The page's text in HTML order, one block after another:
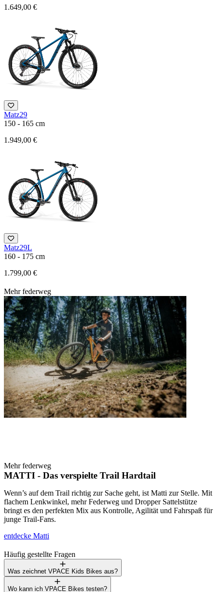
1.649,00 €
Matz29
150 - 165 cm
1.949,00 €
Matz29L
160 - 175 cm
1.799,00 €
Mehr federweg
Mehr federweg
MATTI - Das verspielte Trail Hardtail
Wenn’s auf dem Trail richtig zur Sache geht, ist Matti zur Stelle. Mit
flachem Lenkwinkel, mehr Federweg und Dropper Sattelstütze
bringt es den perfekten Mix aus Kontrolle, Agilität und Fahrspaß für
junge Trail-Fans.
entdecke Matti
Häufig gestellte Fragen
Was zeichnet VPACE Kids Bikes aus?
Wo kann ich VPACE Bikes testen?